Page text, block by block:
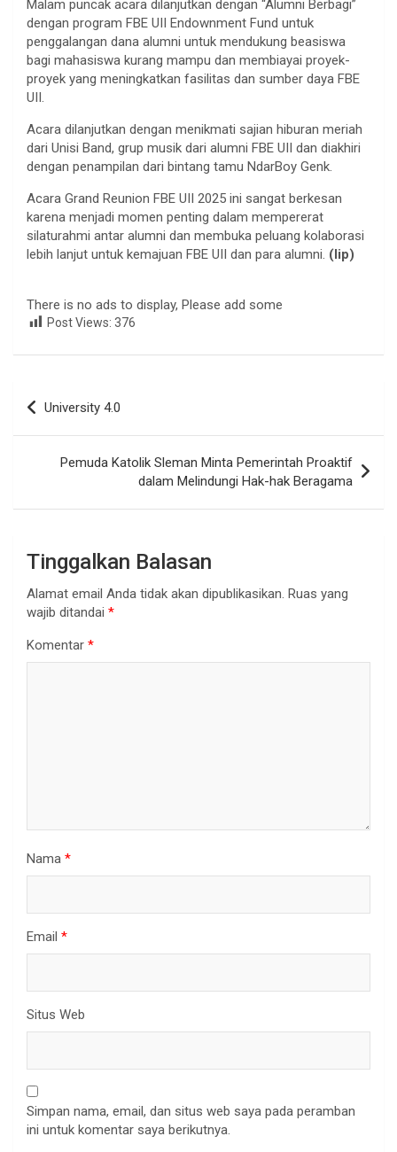
Malam puncak acara dilanjutkan dengan “Alumni Berbagi”
dengan program FBE UII Endownment Fund untuk
penggalangan dana alumni untuk mendukung beasiswa
bagi mahasiswa kurang mampu dan membiayai proyek-
proyek yang meningkatkan fasilitas dan sumber daya FBE
UII.
Acara dilanjutkan dengan menikmati sajian hiburan meriah
dari Unisi Band, grup musik dari alumni FBE UII dan diakhiri
dengan penampilan dari bintang tamu NdarBoy Genk.
Acara Grand Reunion FBE UII 2025 ini sangat berkesan
karena menjadi momen penting dalam mempererat
silaturahmi antar alumni dan membuka peluang kolaborasi
lebih lanjut untuk kemajuan FBE UII dan para alumni. (lip)
There is no ads to display, Please add some
Post Views: 376
Navigasi
pos
University 4.0
Pemuda Katolik Sleman Minta Pemerintah Proaktif
dalam Melindungi Hak-hak Beragama
Tinggalkan Balasan
Alamat email Anda tidak akan dipublikasikan. Ruas yang
wajib ditandai *
Komentar *
Nama *
Email *
Situs Web
Simpan nama, email, dan situs web saya pada peramban
ini untuk komentar saya berikutnya.